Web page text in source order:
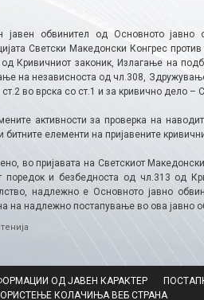
јавен обвинител од Основното јавно
Светски Македонски Конгрес
Кривичниот законик, Излагање на
на независноста од чл.308,
во врска со ст.1 и за кривично дело
активности за проверка на
битните елементи на пријавените
во пријавата на Светскиот
поредок и безбедноста од чл.313 од
надлежно е Основното јавно
на надлежно постапување во ова јавно
ОД ЈАВЕН КАРАКТЕР
КОЛАЧИЊА ВЕБ СТРАНА